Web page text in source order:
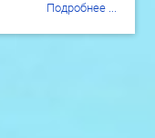
Подробнее ...